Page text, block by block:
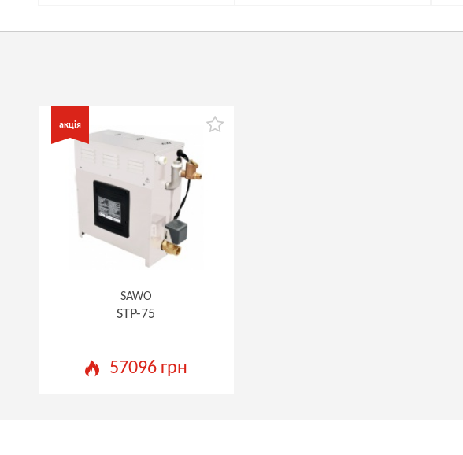
SAWO
STP-75
57096 грн